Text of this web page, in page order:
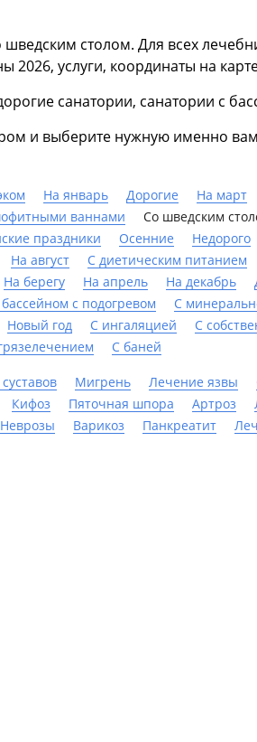
столом. Для всех
2026, услуги, координаты на
санатории, санатории с
и выберите нужную именно
На январь Дорогие На март
ваннами Со шведским
праздники Осенние Недорого
На август С диетическим питанием
На берегу На апрель На декабрь
с подогревом С
Новый год С ингаляцией С
С баней
Мигрень Лечение язвы
Кифоз Пяточная шпора Артроз
Неврозы Варикоз Панкреатит